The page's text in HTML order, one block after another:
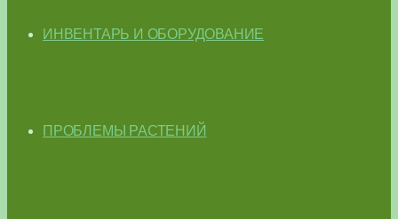
ИНВЕНТАРЬ И ОБОРУДОВАНИЕ
ПРОБЛЕМЫ РАСТЕНИЙ